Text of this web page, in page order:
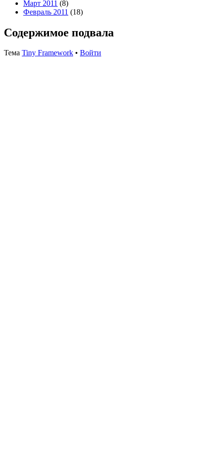
Март 2011 (8)
Февраль 2011 (18)
Содержимое подвала
Тема Tiny Framework • Войти